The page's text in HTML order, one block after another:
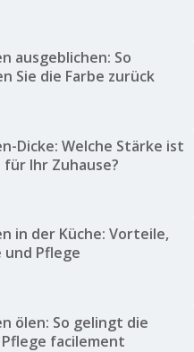
ausgeblichen: So
Sie die Farbe zurück
Dicke: Welche Stärke ist
Ihr Zuhause?
in der Küche: Vorteile,
und Pflege
ölen: So gelingt die
facilement